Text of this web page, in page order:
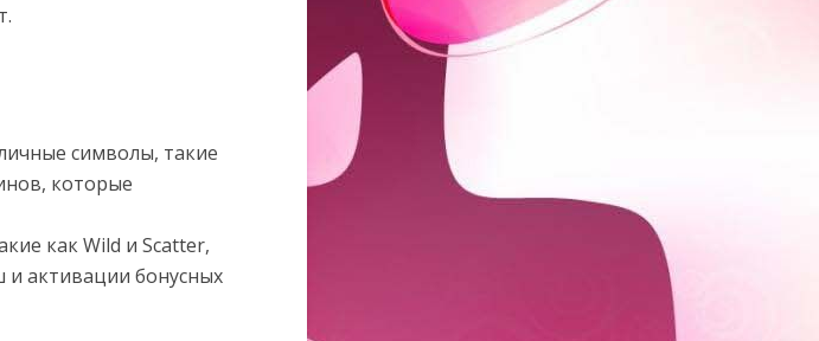
символы, такие
которые
как Wild и Scatter,
активации бонусных